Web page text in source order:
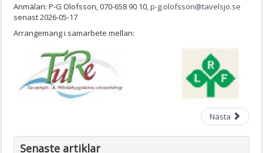
Anmälan: P-G Olofsson, 070-658 90 10, p-g.olofsson@tavelsjo.se
senast 2026-05-17
Arrangemang i samarbete mellan:
Nästa
Senaste artiklar